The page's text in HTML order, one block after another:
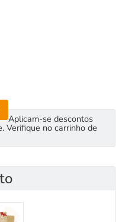
Aplicam-se descontos
Verifique no carrinho de